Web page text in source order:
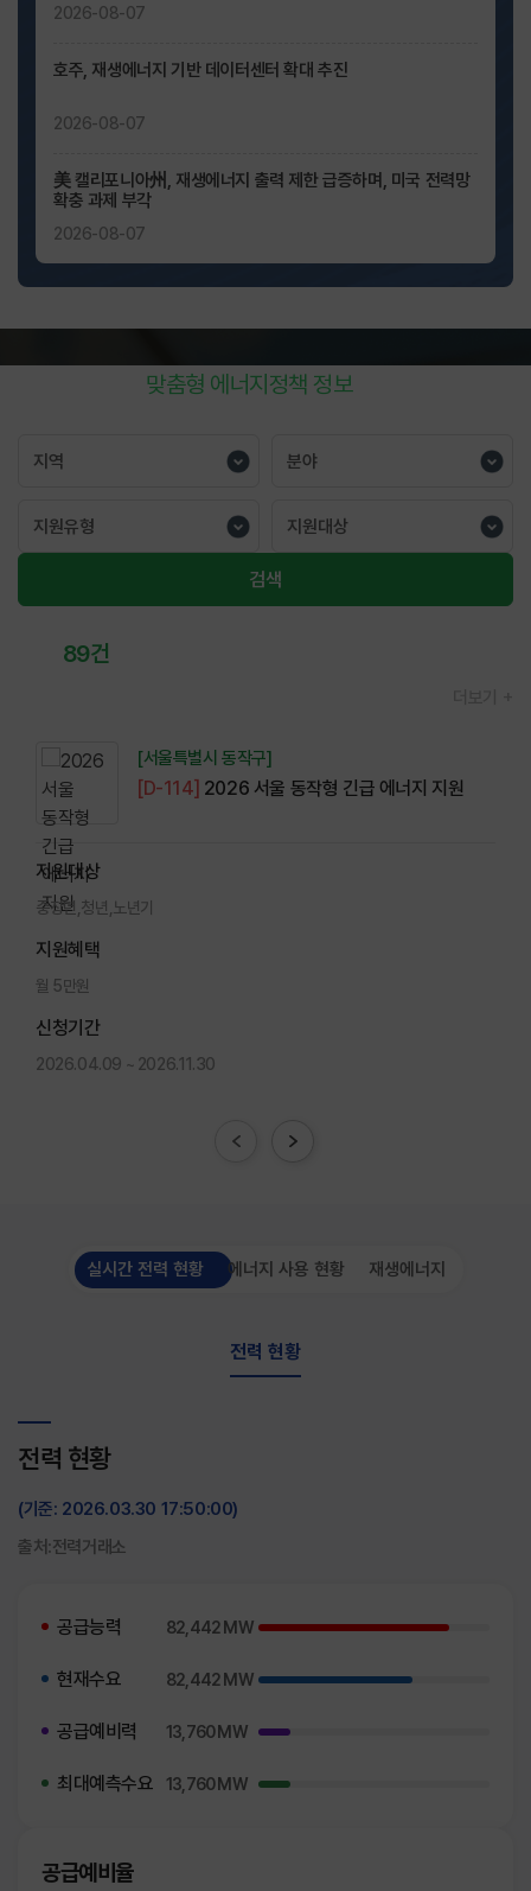
키보드
(TAB)
접근하여
2026-08-07
호주, 재생에너지 기반 데이터센터 확대 추진
2026-08-07
美 캘리포니아州, 재생에너지 출력 제한 급증하며, 미국 전력망
확충 과제 부각
2026-08-07
맞춤형 에너지정책 정보를 찾아보세요
검색
89건
[서울특별시 동작구]
[D-114] 2026 서울 동작형 긴급 에너지 지원
지원대상
중장년,청년,노년기
지원혜택
월 5만원
신청기간
2026.04.09 ~ 2026.11.30
실시간 전력 현황 에너지 사용 현황 재생에너지
전력 현황
전력 현황
(기준: 2026.03.30 17:50:00)
출처:전력거래소
공급능력 82,442 MW
현재수요 82,442 MW
공급예비력 13,760 MW
최대예측수요 13,760 MW
공급예비율